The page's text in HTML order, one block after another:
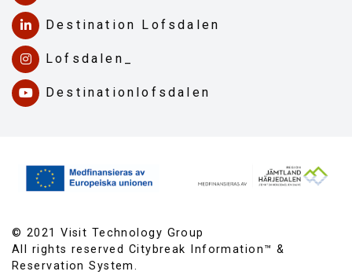
Destination Lofsdalen
Lofsdalen_
Destinationlofsdalen
© 2021 Visit Technology Group
All rights reserved Citybreak Information™ &
Reservation System.